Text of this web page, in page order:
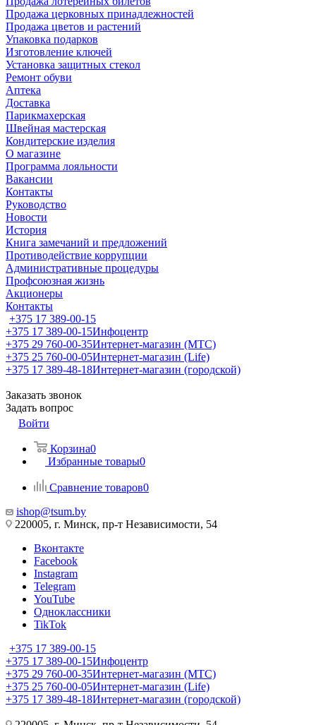
Продажа церковных принадлежностей
Продажа цветов и растений
Упаковка подарков
Изготовление ключей
Установка защитных стекол
Ремонт обуви
Аптека
Доставка
Парикмахерская
Швейная мастерская
Кондитерские изделия
О магазине
Программа лояльности
Вакансии
Контакты
Руководство
Новости
История
Книга замечаний и предложений
Противодействие коррупции
Административные процедуры
Профсоюзная жизнь
Акционеры
Контакты
+375 17 389-00-15
+375 17 389-00-15Инфоцентр
+375 29 760-00-35Интернет-магазин (МТС)
+375 25 760-00-05Интернет-магазин (Life)
+375 17 389-48-18Интернет-магазин (городской)
Заказать звонок
Задать вопрос
Войти
Корзина0
Избранные товары0
Сравнение товаров0
ishop@tsum.by
220005, г. Минск, пр-т Независимости, 54
Вконтакте
Facebook
Instagram
Telegram
YouTube
Одноклассники
TikTok
+375 17 389-00-15
+375 17 389-00-15Инфоцентр
+375 29 760-00-35Интернет-магазин (МТС)
+375 25 760-00-05Интернет-магазин (Life)
+375 17 389-48-18Интернет-магазин (городской)